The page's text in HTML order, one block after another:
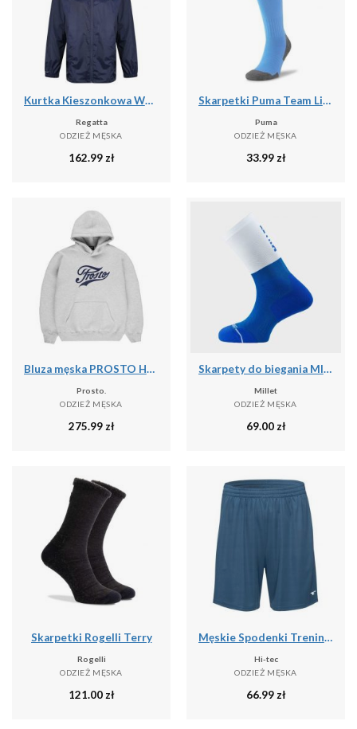
Kurtka Kieszonkowa Wodoodporna Męska + Worek Pack It III
Regatta
ODZIEŻ MĘSKA
162.99 zł
Skarpetki Puma Team Liga Core
Puma
ODZIEŻ MĘSKA
33.99 zł
Bluza męska PROSTO Hoodie Aiz
Prosto.
ODZIEŻ MĘSKA
275.99 zł
Skarpety do biegania MILLET Intense Crew Socks M
Millet
ODZIEŻ MĘSKA
69.00 zł
Skarpetki Rogelli Terry
Rogelli
ODZIEŻ MĘSKA
121.00 zł
Męskie Spodenki Treningowe Hisam
Hi-tec
ODZIEŻ MĘSKA
66.99 zł